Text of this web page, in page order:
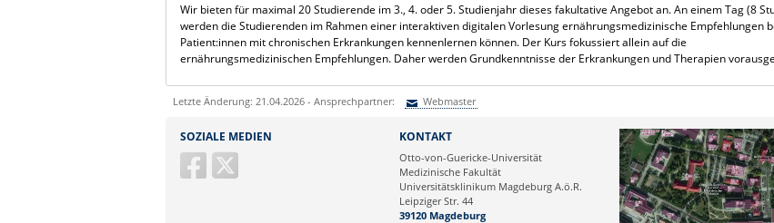
Wir bieten für maximal 20 Studierende im 3., 4. oder 5. Studienjahr dieses fakultative Angebot an. An einem Tag (8
werden die Studierenden im Rahmen einer interaktiven digitalen Vorlesung ernährungsmedizinische Empfehlungen
Patient:innen mit chronischen Erkrankungen kennenlernen können. Der Kurs fokussiert allein auf die
ernährungsmedizinischen Empfehlungen. Daher werden Grundkenntnisse der Erkrankungen und Therapien
Letzte Änderung: 21.04.2026 - Ansprechpartner: Webmaster
Ihre E-Mailadresse:
SOZIALE MEDIEN KONTAKT
Otto-von-Guericke-Universität
Medizinische Fakultät
Universitätsklinikum Magdeburg A.ö.R.
Leipziger Str. 44
39120 Magdeburg